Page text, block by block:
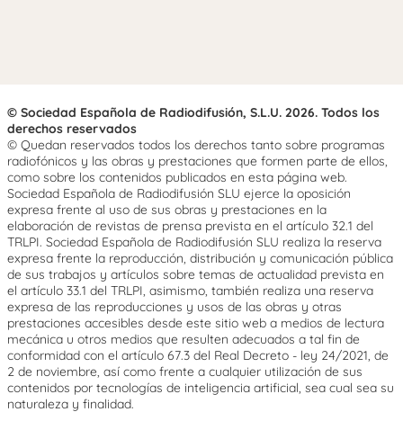
© Sociedad Española de Radiodifusión, S.L.U. 2026. Todos los
derechos reservados
© Quedan reservados todos los derechos tanto sobre programas
radiofónicos y las obras y prestaciones que formen parte de ellos,
como sobre los contenidos publicados en esta página web.
Sociedad Española de Radiodifusión SLU ejerce la oposición
expresa frente al uso de sus obras y prestaciones en la
elaboración de revistas de prensa prevista en el artículo 32.1 del
TRLPI. Sociedad Española de Radiodifusión SLU realiza la reserva
expresa frente la reproducción, distribución y comunicación pública
de sus trabajos y artículos sobre temas de actualidad prevista en
el artículo 33.1 del TRLPI, asimismo, también realiza una reserva
expresa de las reproducciones y usos de las obras y otras
prestaciones accesibles desde este sitio web a medios de lectura
mecánica u otros medios que resulten adecuados a tal fin de
conformidad con el artículo 67.3 del Real Decreto - ley 24/2021, de
2 de noviembre, así como frente a cualquier utilización de sus
contenidos por tecnologías de inteligencia artificial, sea cual sea su
naturaleza y finalidad.